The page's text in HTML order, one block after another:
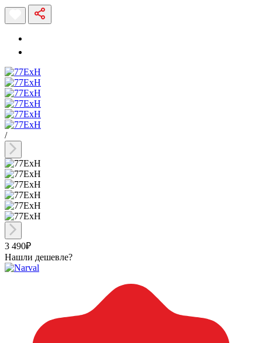
/
3 490₽
Нашли дешевле?